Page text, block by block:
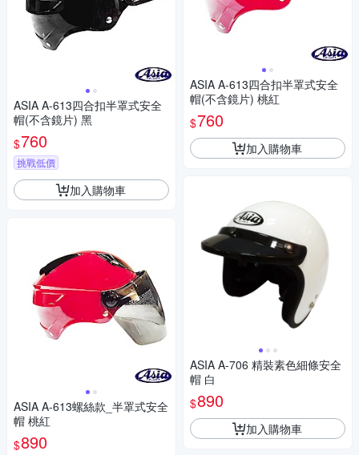
ASIA A-613四合扣半罩式安全
帽(不含鏡片) 黑
$760
挑戰低價
加入購物車
ASIA A-613螺絲款_半罩式安全
帽 桃紅
$890
ASIA A-613四合扣半罩式安全
帽(不含鏡片) 桃紅
$760
加入購物車
ASIA A-706 精裝素色細條安全
帽 白
$890
加入購物車